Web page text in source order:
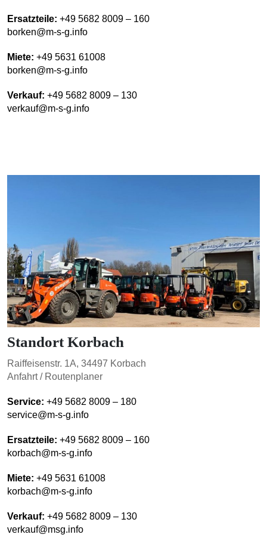
Ersatzteile: +49 5682 8009 – 160
borken@m-s-g.info
Miete: +49 5631 61008
borken@m-s-g.info
Verkauf: +49 5682 8009 – 130
verkauf@m-s-g.info
Standort Korbach
Raiffeisenstr. 1A, 34497 Korbach
Anfahrt / Routenplaner
Service: +49 5682 8009 – 180
service@m-s-g.info
Ersatzteile: +49 5682 8009 – 160
korbach@m-s-g.info
Miete: +49 5631 61008
korbach@m-s-g.info
Verkauf: +49 5682 8009 – 130
verkauf@msg.info